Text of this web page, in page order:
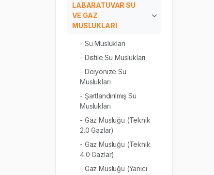
LABARATUVAR SU
VE GAZ
MUSLUKLARI
- Su Muslukları
- Distile Su Muslukları
- Deiyonize Su
Muslukları
- Şartlandırılmış Su
Muslukları
- Gaz Musluğu (Teknik
2.0 Gazlar)
- Gaz Musluğu (Teknik
4.0 Gazlar)
- Gaz Musluğu (Yanıcı